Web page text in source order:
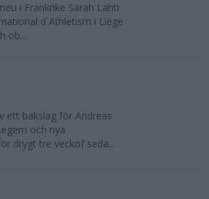
i Frankrike Sarah Lahti
d´Athletism i Liège
ob...
ett bakslag för Andreas
och nya
drygt tre veckof seda...